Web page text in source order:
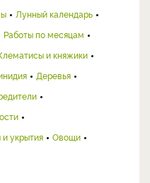
Лунный календарь
Работы по месяцам
и княжики
Деревья
укрытия
Овощи